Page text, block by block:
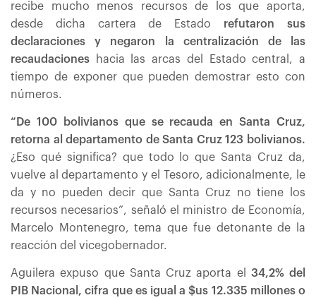
recibe mucho menos recursos de los que aporta,
desde dicha cartera de Estado refutaron sus
declaraciones y negaron la centralización de las
recaudaciones
hacia las arcas del Estado central, a
tiempo de exponer que pueden demostrar esto con
números.
“De 100 bolivianos que se recauda en Santa Cruz,
retorna al departamento de Santa Cruz 123 bolivianos.
¿Eso qué significa? que todo lo que Santa Cruz da,
vuelve al departamento y el Tesoro, adicionalmente, le
da y no pueden decir que Santa Cruz no tiene los
recursos necesarios”, señaló el ministro de Economía,
Marcelo Montenegro, tema que fue detonante de la
reacción del vicegobernador.
Aguilera expuso que Santa Cruz aporta el 34,2% del
PIB Nacional, cifra que es igual a $us 12.335 millones o